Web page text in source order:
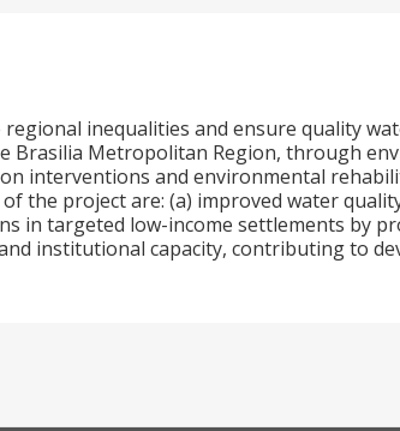
inequalities and ensure quality
Brasilia Metropolitan Region, through
interventions and environmental
the project are: (a) improved water
in targeted low-income settlements by
institutional capacity, contributing to